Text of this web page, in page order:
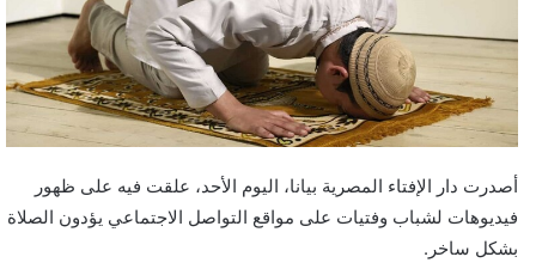
أصدرت دار الإفتاء المصرية بيانا، اليوم الأحد، علقت فيه على ظهور
فيديوهات لشباب وفتيات على مواقع التواصل الاجتماعي يؤدون الصلاة
بشكل ساخر.